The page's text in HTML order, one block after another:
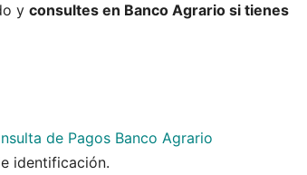
y consultes en Banco Agrario si tienes
de Pagos Banco Agrario
identificación.